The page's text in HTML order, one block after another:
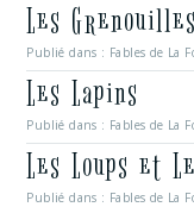
Les
Publié dans : Fables de La
Les Lapins
Publié dans : Fables de La
Les Loups et
Publié dans : Fables de La